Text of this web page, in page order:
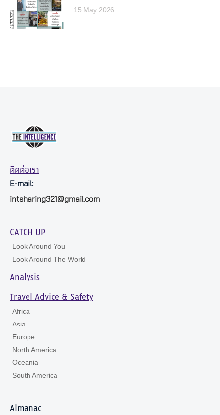
15 May 2026
ติดต่อเรา
E-mail:
intsharing321@gmail.com
CATCH UP
Look Around You
Look Around The World
Analysis
Travel Advice & Safety
Africa
Asia
Europe
North America
Oceania
South America
Almanac